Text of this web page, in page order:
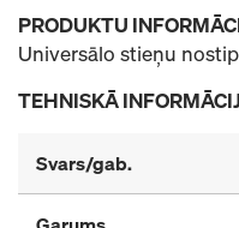
PRODUKTU
Universālo stieņu
TEHNISKĀ
Svars/gab.